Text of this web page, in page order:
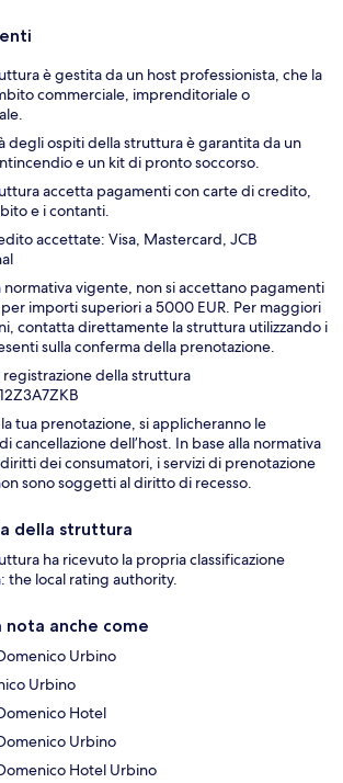
è gestita da un host professionista, che la
commerciale, imprenditoriale o
degli ospiti della struttura è garantita da un
e un kit di pronto soccorso.
accetta pagamenti con carte di credito,
e i contanti.
accettate: Visa, Mastercard, JCB
normativa vigente, non si accettano pagamenti
importi superiori a 5000 EUR. Per maggiori
contatta direttamente la struttura utilizzando i
sulla conferma della prenotazione.
della struttura
tua prenotazione, si applicheranno le
cancellazione dell’host. In base alla normativa
diritti dei consumatori, i servizi di prenotazione
sono soggetti al diritto di recesso.
della struttura
ha ricevuto la propria classificazione
the local rating authority.
anche come
Urbino
Urbino
Hotel
Urbino
Hotel Urbino